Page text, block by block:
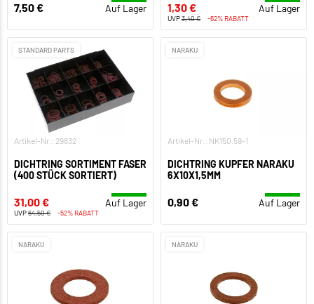
7,50 € Auf Lager 1,30 € Auf Lager
UVP3,40 € -62% RABATT
STANDARD PARTS
Artikel-Nr.: 29832
DICHTRING SORTIMENT FASER
(400 STÜCK SORTIERT)
31,00 € Auf Lager
UVP64,50 € -52% RABATT
NARAKU
Artikel-Nr.: NK150.59-1
DICHTRING KUPFER NARAKU
6X10X1,5MM
0,90 € Auf Lager
NARAKU NARAKU